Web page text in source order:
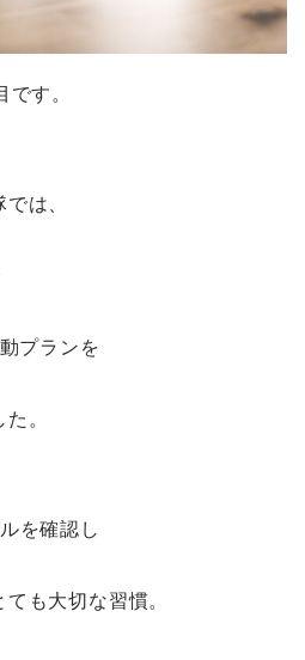
す。
は、
プランを
。
を確認し
も大切な習慣。